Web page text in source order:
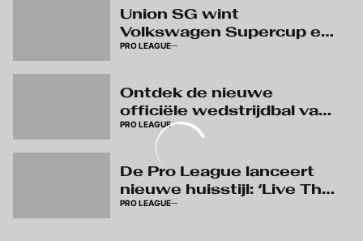
Union SG wint
Volkswagen Supercup en
pakt eerste prijs van het
PRO LEAGUE
Ontdek de nieuwe
officiële wedstrijdbal van
Kipsta
PRO LEAGUE
De Pro League lanceert
nieuwe huisstijl: ‘Live The
Game’
PRO LEAGUE